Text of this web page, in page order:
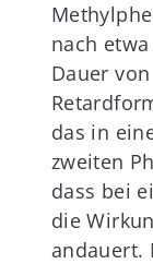
nach
Dauer
das in
zweiten
dass bei
die
andauert.